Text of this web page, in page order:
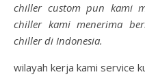
chiller custom pun kami
chiller kami menerima
chiller di Indonesia.
wilayah kerja kami service